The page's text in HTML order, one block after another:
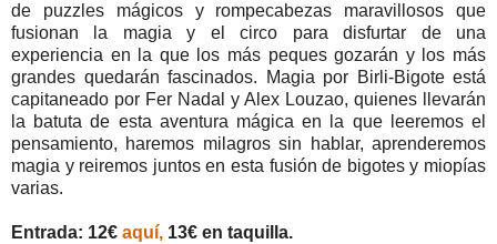
de puzzles mágicos y rompecabezas maravillosos que
fusionan la magia y el circo para disfurtar de una
experiencia en la que los más peques gozarán y los más
grandes quedarán fascinados. Magia por Birli-Bigote está
capitaneado por Fer Nadal y Alex Louzao, quienes llevarán
la batuta de esta aventura mágica en la que leeremos el
pensamiento, haremos milagros sin hablar, aprenderemos
magia y reiremos juntos en esta fusión de bigotes y miopías
varias.
Entrada: 12€ aquí, 13€ en taquilla.